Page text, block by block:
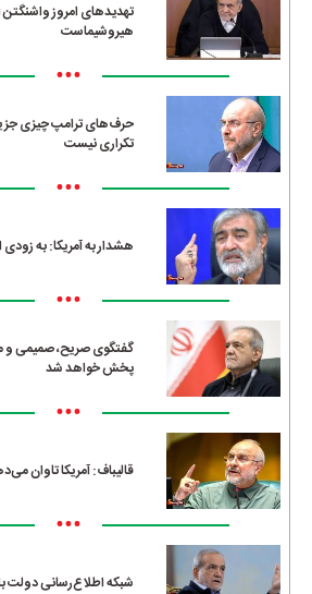
تهدیدهای امروز
هیروشیماست
•••
حرف‌های ترامپ چیزی جز
تکراری نیست
•••
هشدار به آمریکا: به
•••
گفتگوی صریح، صمیمی و
پخش خواهد شد
•••
قالیباف: آمریکا تاوان
•••
شبکه اطلاع‌رسانی دولت